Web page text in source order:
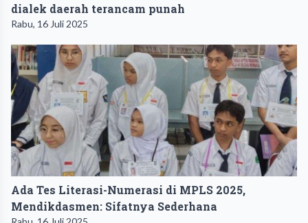
dialek daerah terancam punah
Rabu, 16 Juli 2025
Ada Tes Literasi-Numerasi di MPLS 2025,
Mendikdasmen: Sifatnya Sederhana